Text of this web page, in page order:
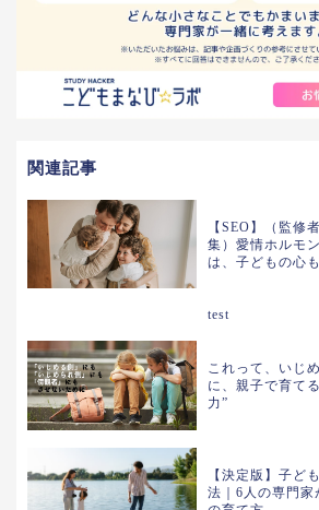
関連記事
【SEO】（監修
集）愛情ホルモ
は、子どもの心
test
これって、いじ
に、親子で育て
力”
【決定版】子ど
法｜6人の専門家